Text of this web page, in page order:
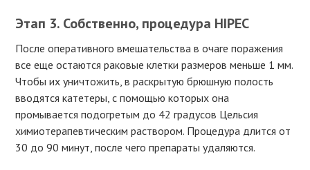
Этап 3. Собственно, процедура HIPEC
После оперативного вмешательства в очаге поражения
все еще остаются раковые клетки размеров меньше 1 мм.
Чтобы их уничтожить, в раскрытую брюшную полость
вводятся катетеры, с помощью которых она
промывается подогретым до 42 градусов Цельсия
химиотерапевтическим раствором. Процедура длится от
30 до 90 минут, после чего препараты удаляются.